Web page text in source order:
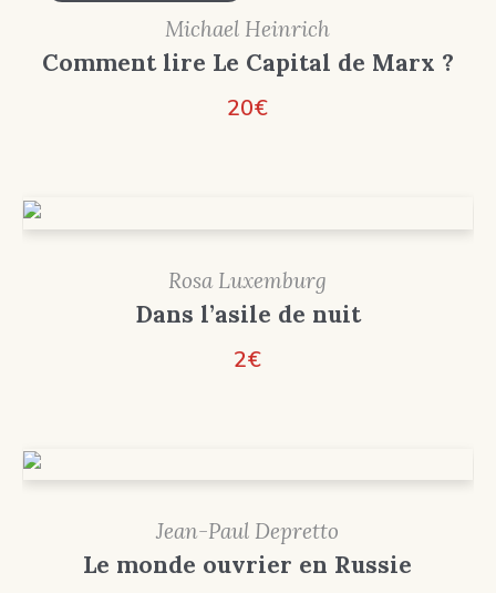
Michael Heinrich
Comment lire Le Capital de Marx ?
20€
Rosa Luxemburg
Dans l’asile de nuit
2€
Jean-Paul Depretto
Le monde ouvrier en Russie